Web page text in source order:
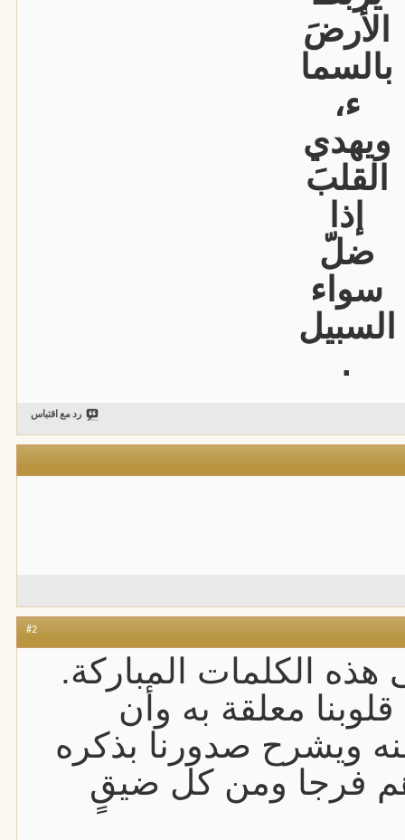
الأرضَ
بالسما
ء،
ويهدي
القلبَ
إذا
ضلّ
سواء
السبيل
.
رد مع اقتباس
#2
هذه الكلمات المباركة.
معلقة به وأن
ويشرح صدورنا بذكره
فرجا ومن كل ضيقٍ